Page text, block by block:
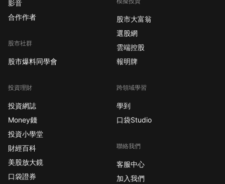
影音
合作作者
股市社群
股市爆料同學會
投資理財
投資網誌
Money錢
投資小學堂
財經百科
美股放大鏡
口袋證券
股市大富翁
選股網
雲端控股
報明牌
跨領域學習
學到
口袋Studio
聯絡我們
客服中心
加入我們